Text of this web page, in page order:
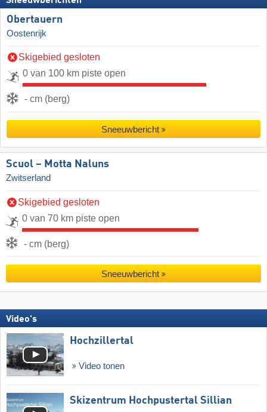
Obertauern
Oostenrijk
Skigebied gesloten
0 van 100 km piste open
- cm (berg)
Sneeuwbericht
Scuol – Motta Naluns
Zwitserland
Skigebied gesloten
0 van 70 km piste open
- cm (berg)
Sneeuwbericht
Video's
Hochzillertal
Video tonen
Skizentrum Hochpustertal Sillian